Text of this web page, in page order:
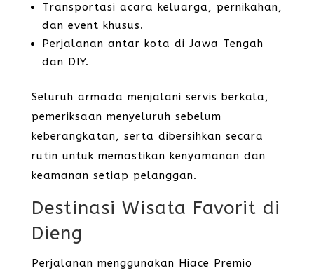
Transportasi acara keluarga, pernikahan,
dan event khusus.
Perjalanan antar kota di Jawa Tengah
dan DIY.
Seluruh armada menjalani servis berkala,
pemeriksaan menyeluruh sebelum
keberangkatan, serta dibersihkan secara
rutin untuk memastikan kenyamanan dan
keamanan setiap pelanggan.
Destinasi Wisata Favorit di
Dieng
Perjalanan menggunakan Hiace Premio